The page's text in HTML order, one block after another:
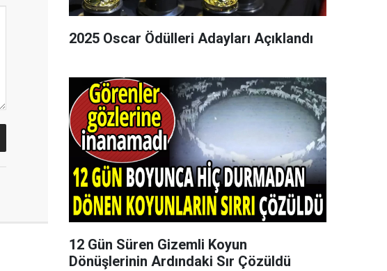
2025 Oscar Ödülleri Adayları Açıklandı
12 Gün Süren Gizemli Koyun
Dönüşlerinin Ardındaki Sır Çözüldü